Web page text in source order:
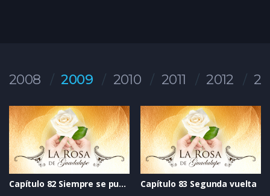
2008 2009 2010 2011 2012
Capítulo 82 Siempre se puede Capítulo 83 Segunda vuelta